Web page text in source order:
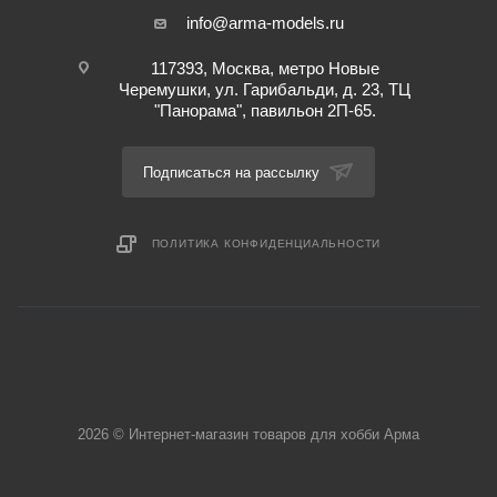
info@arma-models.ru
117393, Москва, метро Новые
Черемушки, ул. Гарибальди, д. 23, ТЦ
"Панорама", павильон 2П-65.
Подписаться на рассылку
ПОЛИТИКА КОНФИДЕНЦИАЛЬНОСТИ
2026 © Интернет-магазин товаров для хобби Арма